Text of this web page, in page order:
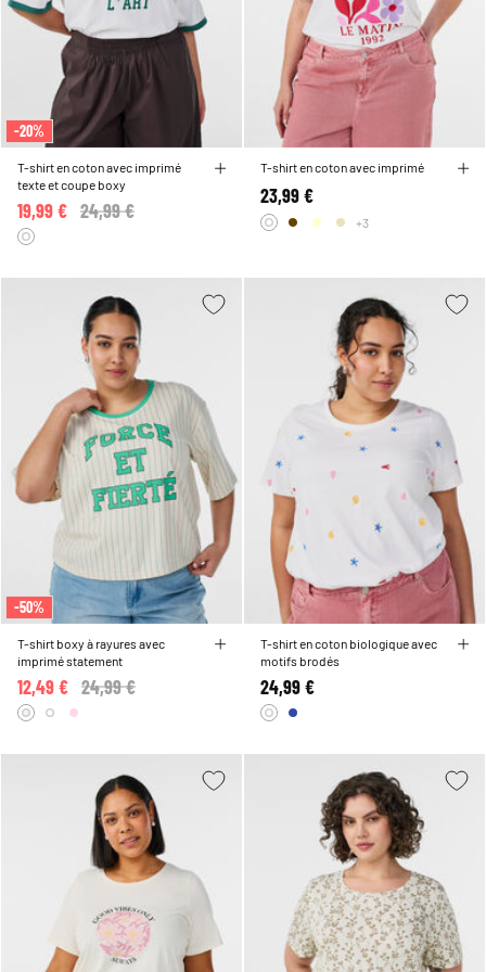
-20%
T-shirt en coton avec imprimé
texte et coupe boxy
Price reduced from
24,99 €
19,99 €
T-shirt en coton avec imprimé
23,99 €
+3
-50%
T-shirt boxy à rayures avec
imprimé statement
Price reduced from
24,99 €
12,49 €
T-shirt en coton biologique avec
motifs brodés
24,99 €